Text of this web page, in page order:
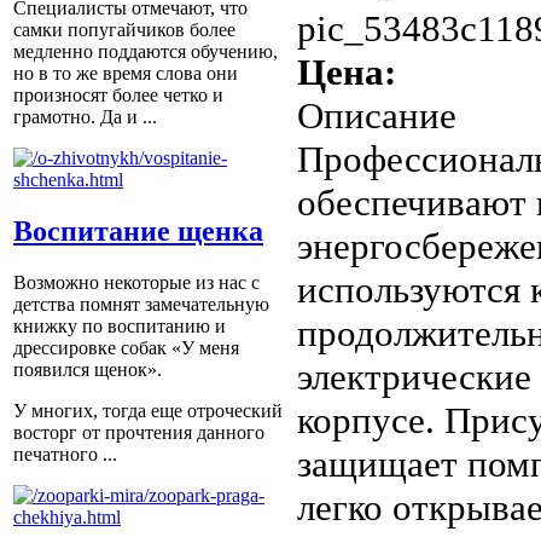
Специалисты отмечают, что
самки попугайчиков более
медленно поддаются обучению,
но в то же время слова они
произносят более четко и
грамотно. Да и ...
Воспитание щенка
Возможно некоторые из нас с
детства помнят замечательную
книжку по воспитанию и
дрессировке собак «У меня
появился щенок».
У многих, тогда еще отроческий
восторг от прочтения данного
печатного ...
Цена:
Описание
используются
корпусе.
защищает
легко